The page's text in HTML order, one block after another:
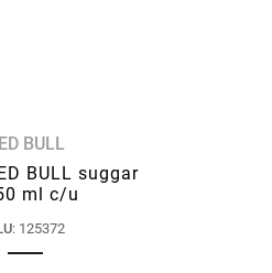
BULL
BULL suggar
ml c/u
: 125372